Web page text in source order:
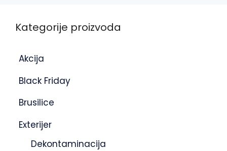
Kategorije proizvoda
Akcija
Black Friday
Brusilice
Exterijer
Dekontaminacija